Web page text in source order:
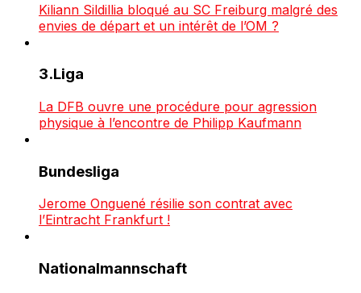
Kiliann Sildillia bloqué au SC Freiburg malgré des
envies de départ et un intérêt de l’OM ?
3.Liga
La DFB ouvre une procédure pour agression
physique à l’encontre de Philipp Kaufmann
Bundesliga
Jerome Onguené résilie son contrat avec
l’Eintracht Frankfurt !
Nationalmannschaft